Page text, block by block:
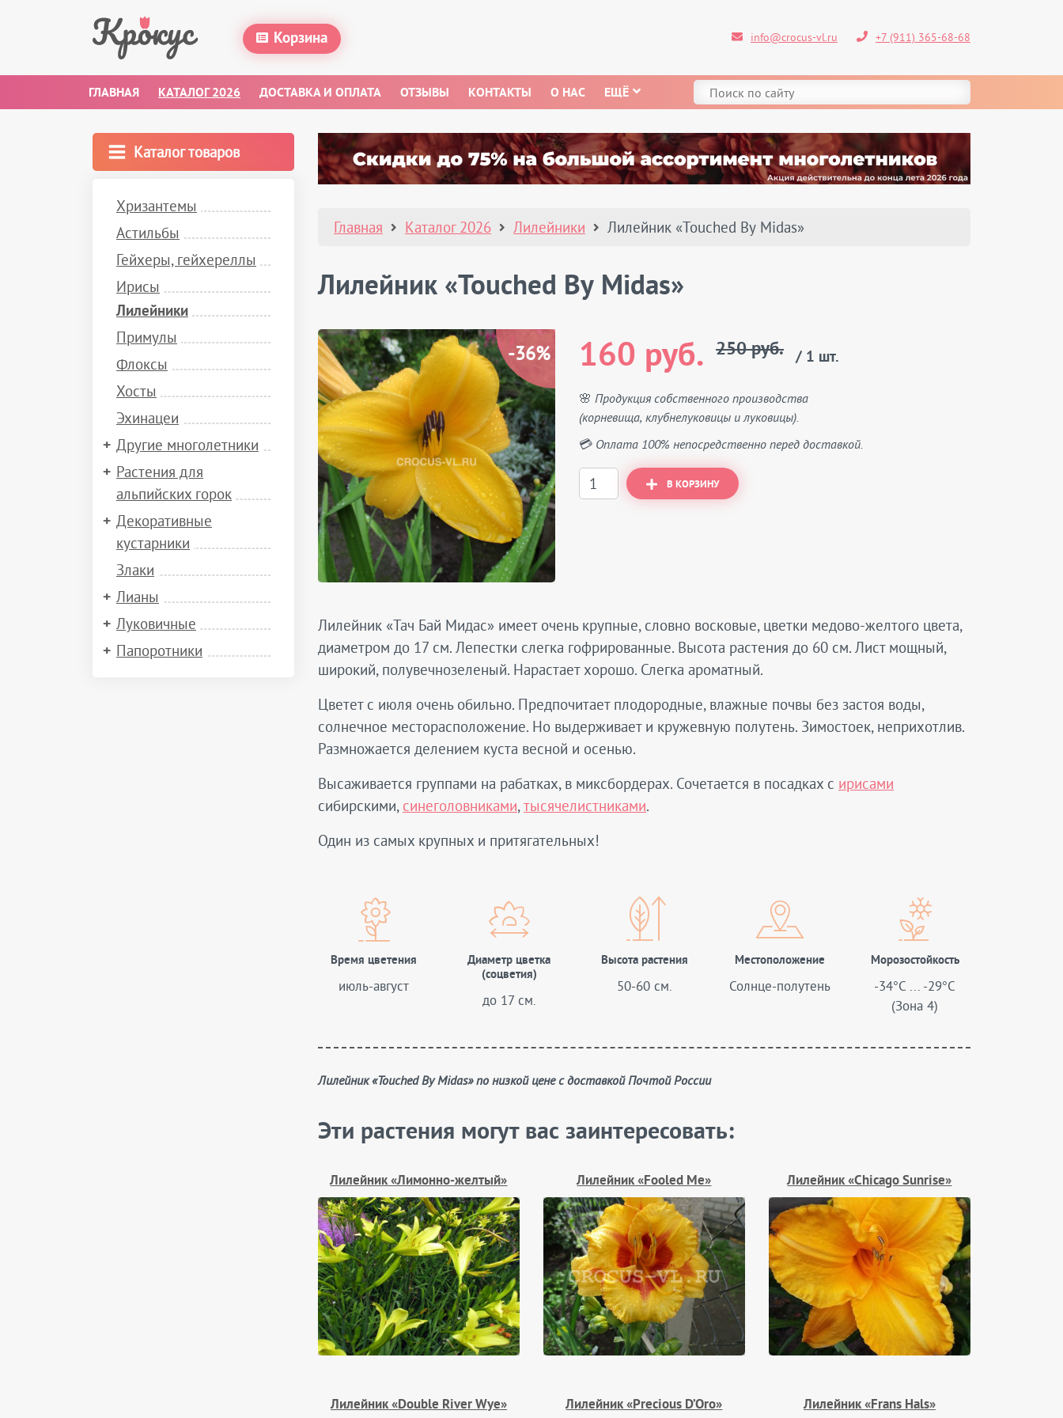
Корзина info@crocus-vl.ru +7 (911) 365-68-68
ГЛАВНАЯ КАТАЛОГ 2026 ДОСТАВКА И ОПЛАТА ОТЗЫВЫ КОНТАКТЫ О НАС ЕЩЁ
Каталог товаров
Хризантемы
Астильбы
Гейхеры, гейхереллы
Ирисы
Лилейники
Примулы
Флоксы
Хосты
Эхинацеи
Другие многолетники
Растения для
альпийских горок
Декоративные
кустарники
Злаки
Лианы
Луковичные
Папоротники
Главная Каталог 2026 Лилейники Лилейник «Touched By Midas»
Лилейник «Touched By Midas»
-36% 160 руб. 250 руб. / 1 шт.
🌸 Продукция собственного производства
(корневища, клубнелуковицы и луковицы).
💳 Оплата 100% непосредственно перед доставкой.
В КОРЗИНУ
Лилейник «Тач Бай Мидас» имеет очень крупные, словно восковые, цветки медово-желтого цвета,
диаметром до 17 см. Лепестки слегка гофрированные. Высота растения до 60 см. Лист мощный,
широкий, полувечнозеленый. Нарастает хорошо. Слегка ароматный.
Цветет с июля очень обильно. Предпочитает плодородные, влажные почвы без застоя воды,
солнечное месторасположение. Но выдерживает и кружевную полутень. Зимостоек, неприхотлив.
Размножается делением куста весной и осенью.
Высаживается группами на рабатках, в миксбордерах. Сочетается в посадках с ирисами
сибирскими, синеголовниками,тысячелистниками.
Один из самых крупных и притягательных!
Время цветения
июль-август
Диаметр цветка
(соцветия)
до 17 см.
Высота растения
50-60 см.
Местоположение
Солнце-полутень
Морозостойкость
-34°C ... -29°C
(Зона 4)
Лилейник «Touched By Midas» по низкой цене с доставкой Почтой России
Эти растения могут вас заинтересовать:
Лилейник «Лимонно‑желтый» Лилейник «Fooled Me» Лилейник «Chicago Sunrise»
Лилейник «Double River Wye» Лилейник «Precious D’Oro» Лилейник «Frans Hals»